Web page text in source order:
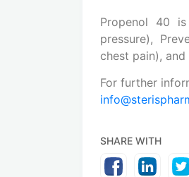
Propenol 40
pressure),
chest pain),
For further
SHARE WITH